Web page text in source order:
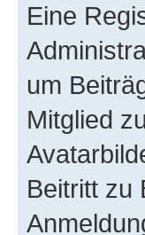
Eine
um
Mitglied
Beitritt zu